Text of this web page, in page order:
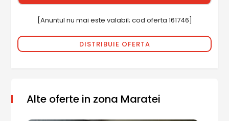
[Anuntul nu mai este valabil; cod oferta 161746]
DISTRIBUIE OFERTA
Alte oferte in zona Maratei